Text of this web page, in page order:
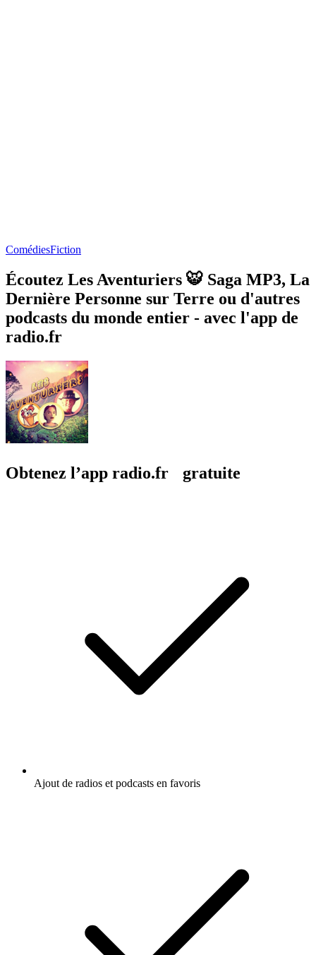
ComédiesFiction
Écoutez Les Aventuriers 🐯 Saga MP3, La
Dernière Personne sur Terre ou d'autres
podcasts du monde entier - avec l'app de
radio.fr
Obtenez l’app radio.fr gratuite
Ajout de radios et podcasts en favoris